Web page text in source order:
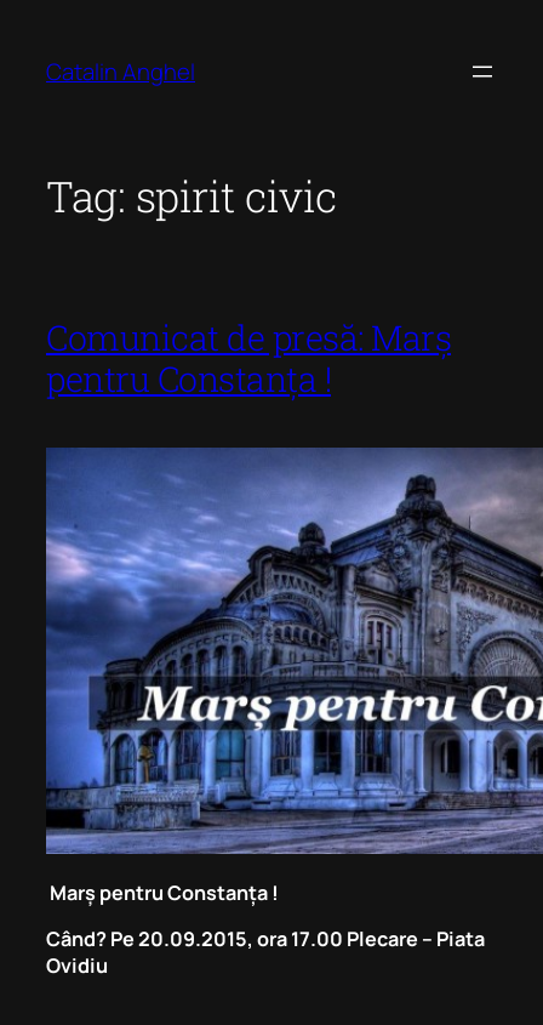
content
Catalin Anghel
Tag: spirit civic
Comunicat de presă: Marș
pentru Constanța !
Marș pentru Constanța !
Când? Pe 20.09.2015, ora 17.00 Plecare – Piata
Ovidiu